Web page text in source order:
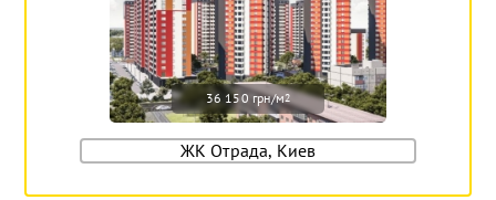
36 150 грн/м2
ЖК Отрада, Киев